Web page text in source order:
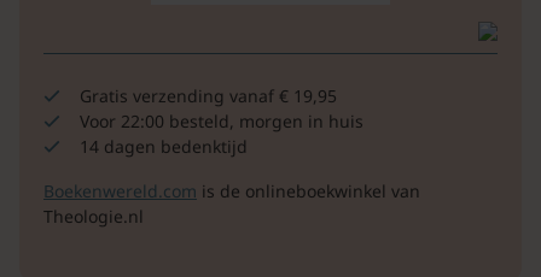
Gratis verzending vanaf € 19,95
Voor 22:00 besteld, morgen in huis
14 dagen bedenktijd
Boekenwereld.com is de onlineboekwinkel van
Theologie.nl